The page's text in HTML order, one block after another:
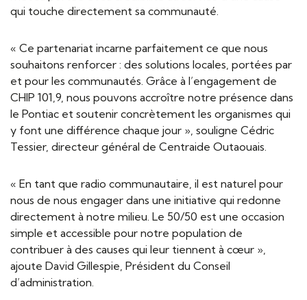
qui touche directement sa communauté.
« Ce partenariat incarne parfaitement ce que nous
souhaitons renforcer : des solutions locales, portées par
et pour les communautés. Grâce à l’engagement de
CHIP 101,9, nous pouvons accroître notre présence dans
le Pontiac et soutenir concrètement les organismes qui
y font une différence chaque jour », souligne Cédric
Tessier, directeur général de Centraide Outaouais.
« En tant que radio communautaire, il est naturel pour
nous de nous engager dans une initiative qui redonne
directement à notre milieu. Le 50/50 est une occasion
simple et accessible pour notre population de
contribuer à des causes qui leur tiennent à cœur »,
ajoute David Gillespie, Président du Conseil
d’administration.